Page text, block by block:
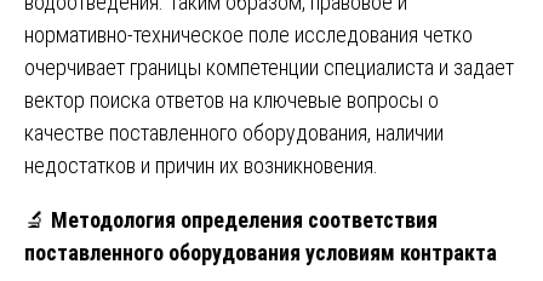
нормативно-техническое поле исследования четко
очерчивает границы компетенции специалиста и задает
вектор поиска ответов на ключевые вопросы о
качестве поставленного оборудования, наличии
недостатков и причин их возникновения.
🔬 Методология определения соответствия
поставленного оборудования условиям контракта